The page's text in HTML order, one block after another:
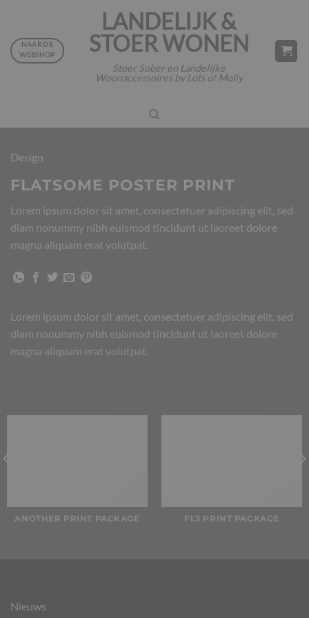
inhoud
LANDELIJK &
STOER WONEN
Stoer Sober en Landelijke
Woonaccessoires by Lots of Molly
NAAR DE
WEBSHOP
Design
FLATSOME POSTER PRINT
Lorem ipsum dolor sit amet, consectetuer adipiscing elit, sed
diam nonummy nibh euismod tincidunt ut laoreet dolore
magna aliquam erat volutpat.
Lorem ipsum dolor sit amet, consectetuer adipiscing elit, sed
diam nonummy nibh euismod tincidunt ut laoreet dolore
magna aliquam erat volutpat.
ANOTHER PRINT PACKAGE FL3 PRINT PACKAGE
Nieuws